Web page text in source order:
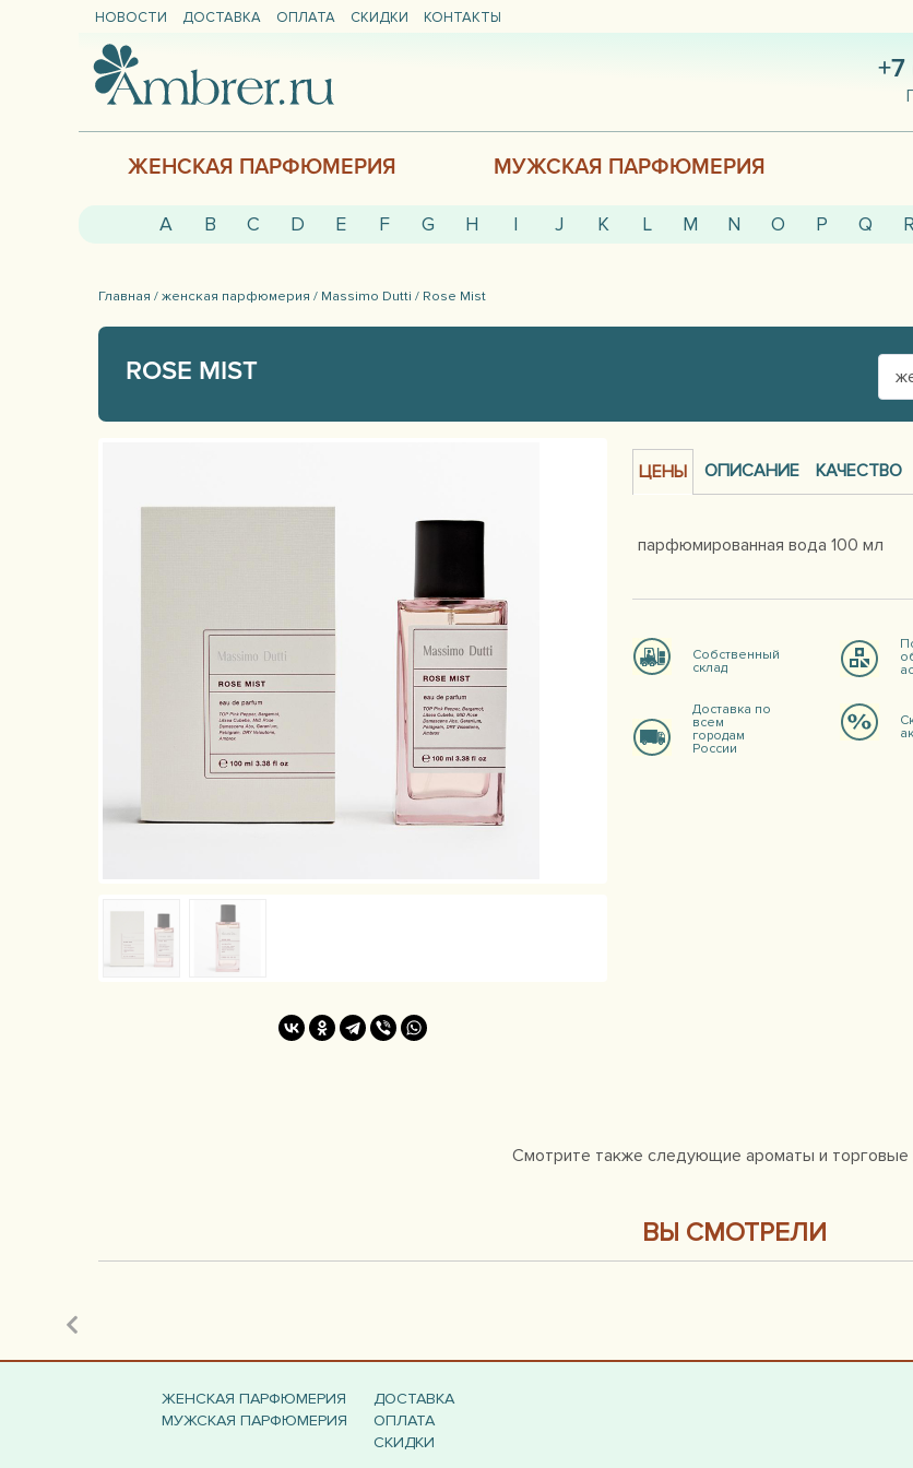
НОВОСТИ ДОСТАВКА ОПЛАТА СКИДКИ КОНТАКТЫ
ЖЕНСКАЯ ПАРФЮМЕРИЯ МУЖСКАЯ ПАРФЮМЕРИЯ
A B C D E F G H I J K L M N O P Q R
Главная /женская парфюмерия / Massimo Dutti / Rose Mist
ROSE MIST
ЦЕНЫ ОПИСАНИЕ КАЧЕСТВО
парфюмированная вода 100 мл
Собственный
склад
Доставка по
всем
городам
России
Смотрите также следующие ароматы и торговые
ВЫ СМОТРЕЛИ
ЖЕНСКАЯ ПАРФЮМЕРИЯ
МУЖСКАЯ ПАРФЮМЕРИЯ
ДОСТАВКА
ОПЛАТА
СКИДКИ